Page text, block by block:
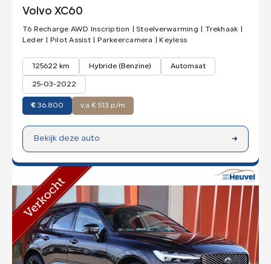
Volvo XC60
T6 Recharge AWD Inscription | Stoelverwarming | Trekhaak |
Leder | Pilot Assist | Parkeercamera | Keyless
125622 km Hybride (Benzine) Automaat
25-03-2022
€ 36.800 v.a € 513 p/m
Bekijk deze auto